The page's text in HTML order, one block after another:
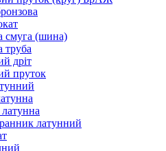
смуга (шина)
труба
дріт
пруток
латунний